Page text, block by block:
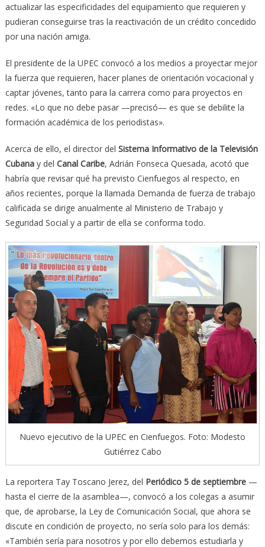
actualizar las especificidades del equipamiento que requieren y
pudieran conseguirse tras la reactivación de un crédito concedido
por una nación amiga.
El presidente de la UPEC convocó a los medios a proyectar mejor
la fuerza que requieren, hacer planes de orientación vocacional y
captar jóvenes, tanto para la carrera como para proyectos en
redes. «Lo que no debe pasar —precisó— es que se debilite la
formación académica de los periodistas».
Acerca de ello, el director del Sistema Informativo de la Televisión
Cubanay del Canal Caribe, Adrián Fonseca Quesada, acotó que
habría que revisar qué ha previsto Cienfuegos al respecto, en
años recientes, porque la llamada Demanda de fuerza de trabajo
calificada se dirige anualmente al Ministerio de Trabajo y
Seguridad Social y a partir de ella se conforma todo.
Nuevo ejecutivo de la UPEC en Cienfuegos. Foto: Modesto
Gutiérrez Cabo
La reportera Tay Toscano Jerez, del Periódico 5 de septiembre—
hasta el cierre de la asamblea—, convocó a los colegas a asumir
que, de aprobarse, la Ley de Comunicación Social, que ahora se
discute en condición de proyecto, no sería solo para los demás:
«También sería para nosotros y por ello debemos estudiarla y